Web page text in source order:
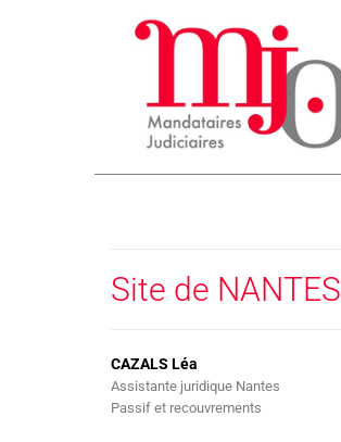
Site de NANTES
CAZALS Léa
Assistante juridique Nantes
Passif et recouvrements